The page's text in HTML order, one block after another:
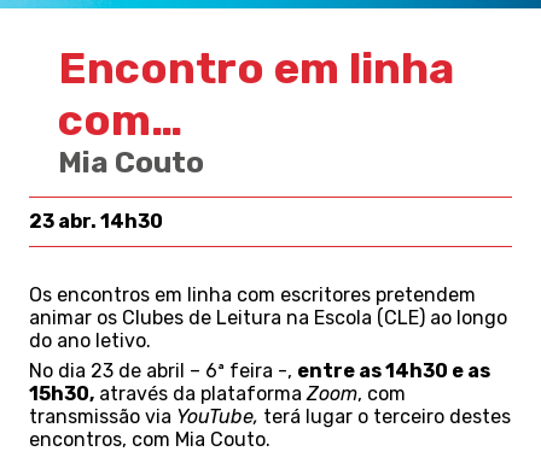
Encontro em linha
com…
Mia Couto
23 abr. 14h30
Os encontros em linha com escritores pretendem
animar os Clubes de Leitura na Escola (CLE) ao longo
do ano letivo.
No dia 23 de abril – 6ª feira -, entre as 14h30 e as
15h30, através da plataformaZoom, com
transmissão via YouTube, terá lugar o terceiro destes
encontros, com Mia Couto.